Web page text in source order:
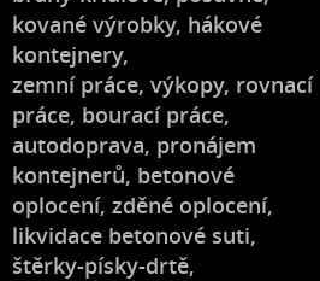
kované výrobky, hákové
kontejnery,
zemní práce, výkopy, rovnací
práce, bourací práce,
autodoprava, pronájem
kontejnerů, betonové
oplocení, zděné oplocení,
likvidace betonové suti,
štěrky-písky-drtě,